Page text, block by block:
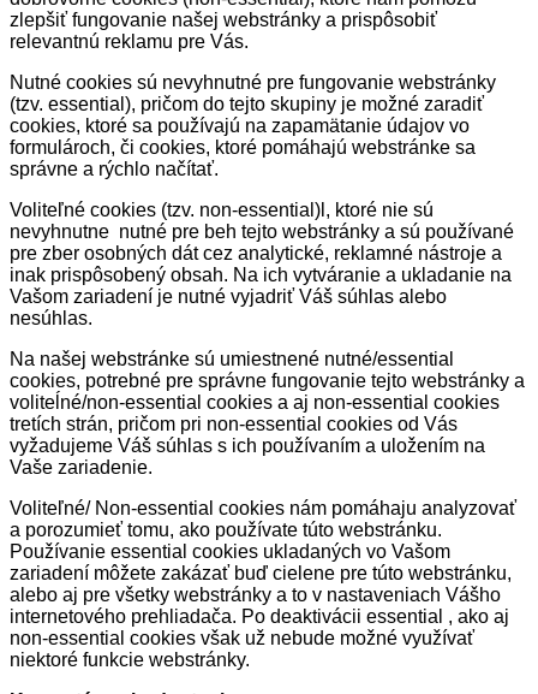
zlepšiť fungovanie našej webstránky a prispôsobiť
relevantnú reklamu pre Vás.
Nutné cookies sú nevyhnutné pre fungovanie webstránky
(tzv. essential), pričom do tejto skupiny je možné zaradiť
cookies, ktoré sa používajú na zapamätanie údajov vo
formulároch, či cookies, ktoré pomáhajú webstránke sa
správne a rýchlo načítať.
Voliteľné cookies (tzv. non-essential)l, ktoré nie sú
nevyhnutne nutné pre beh tejto webstránky a sú používané
pre zber osobných dát cez analytické, reklamné nástroje a
inak prispôsobený obsah. Na ich vytváranie a ukladanie na
Vašom zariadení je nutné vyjadriť Váš súhlas alebo
nesúhlas.
Na našej webstránke sú umiestnené nutné/essential
cookies, potrebné pre správne fungovanie tejto webstránky a
voliteĺné/non-essential cookies a aj non-essential cookies
tretích strán, pričom pri non-essential cookies od Vás
vyžadujeme Váš súhlas s ich používaním a uložením na
Vaše zariadenie.
Voliteľné/ Non-essential cookies nám pomáhaju analyzovať
a porozumieť tomu, ako používate túto webstránku.
Používanie essential cookies ukladaných vo Vašom
zariadení môžete zakázať buď cielene pre túto webstránku,
alebo aj pre všetky webstránky a to v nastaveniach Vášho
internetového prehliadača. Po deaktivácii essential , ako aj
non-essential cookies však už nebude možné využívať
niektoré funkcie webstránky.